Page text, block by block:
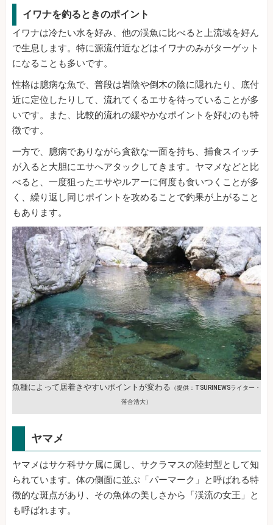
イワナを釣るときのポイント
イワナは冷たい水を好み、他の渓魚に比べると上流域を好ん
で生息します。特に源流付近などはイワナのみがターゲット
になることも多いです。
性格は臆病な魚で、普段は岩陰や倒木の陰に隠れたり、底付
近に定位したりして、流れてくるエサを待っていることが多
いです。また、比較的流れの緩やかなポイントを好むのも特
徴です。
一方で、臆病でありながら貪欲な一面を持ち、捕食スイッチ
が入ると大胆にエサへアタックしてきます。ヤマメなどと比
べると、一度狙ったエサやルアーに何度も食いつくことが多
く、繰り返し同じポイントを攻めることで釣果が上がること
もあります。
魚種によって居着きやすいポイントが変わる （提供：TSURINEWSライター・
落合浩大）
ヤマメ
ヤマメはサケ科サケ属に属し、サクラマスの陸封型として知
られています。体の側面に並ぶ「パーマーク」と呼ばれる特
徴的な斑点があり、その魚体の美しさから「渓流の女王」と
も呼ばれます。